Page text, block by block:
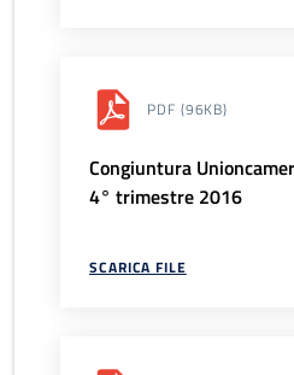
PDF (96KB)
Congiuntura
4° trimestre 2016
SCARICA FILE